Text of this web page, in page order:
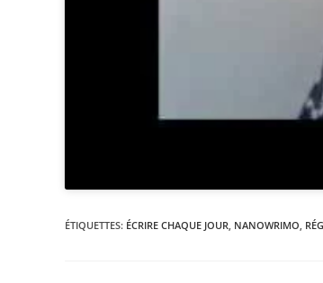
ÉTIQUETTES: ÉCRIRE CHAQUE JOUR NANOWRIMO